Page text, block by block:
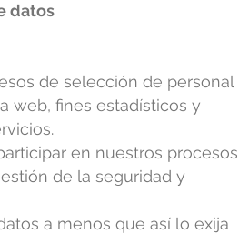
datos
de selección de personal
web, fines estadísticos y
en nuestros procesos
de la seguridad y
a menos que así lo exija